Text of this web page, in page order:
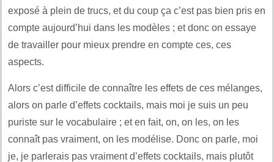
exposé à plein de trucs, et du coup ça c’est pas bien pris en
compte aujourd’hui dans les modèles ; et donc on essaye
de travailler pour mieux prendre en compte ces, ces
aspects.
Alors c’est difficile de connaître les effets de ces mélanges,
alors on parle d’effets cocktails, mais moi je suis un peu
puriste sur le vocabulaire ; et en fait, on, on les, on les
connaît pas vraiment, on les modélise. Donc on parle, moi
je, je parlerais pas vraiment d’effets cocktails, mais plutôt